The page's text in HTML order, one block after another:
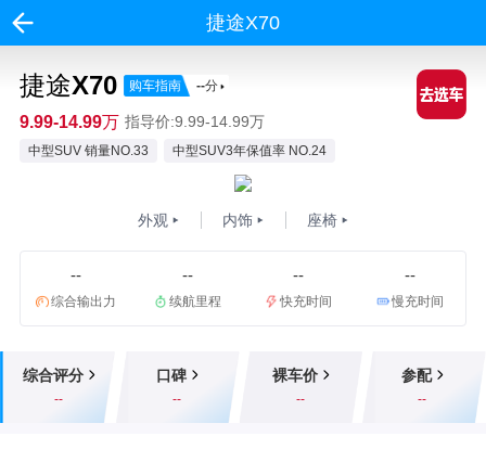
捷途X70
捷途X70 购车指南 --分
9.99-14.99万 指导价:9.99-14.99万
中型SUV 销量NO.33 中型SUV3年保值率 NO.24
外观 内饰 座椅
--
综合输出力
--
续航里程
--
快充时间
--
慢充时间
综合评分
--
口碑
--
裸车价
--
参配
--